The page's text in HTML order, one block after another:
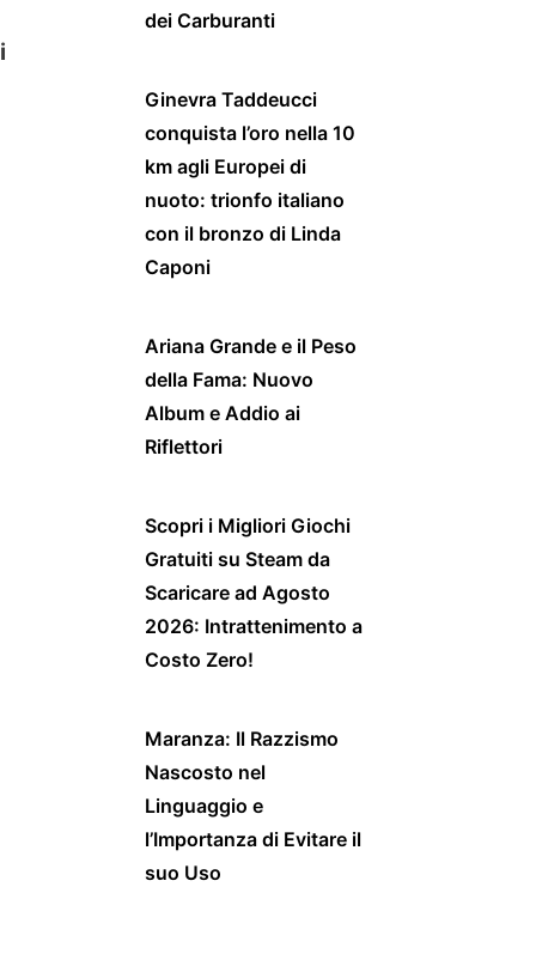
dei Carburanti
Ginevra Taddeucci
conquista l’oro nella 10
km agli Europei di
nuoto: trionfo italiano
con il bronzo di Linda
Caponi
Ariana Grande e il Peso
della Fama: Nuovo
Album e Addio ai
Riflettori
Scopri i Migliori Giochi
Gratuiti su Steam da
Scaricare ad Agosto
2026: Intrattenimento a
Costo Zero!
Maranza: Il Razzismo
Nascosto nel
Linguaggio e
l’Importanza di Evitare il
suo Uso